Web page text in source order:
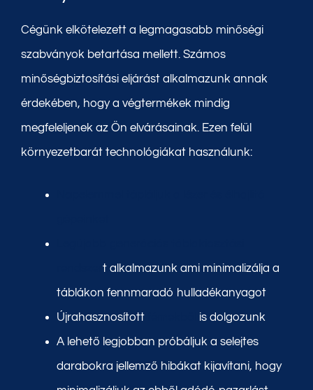
Cégünk elkötelezett a legmagasabb minőségi
szabványok betartása mellett. Számos
minőségbiztosítási eljárást alkalmazunk annak
érdekében, hogy a végtermékek mindig
megfeleljenek az Ön elvárásainak. Ezen felül
környezetbarát technológiákat használunk:
t alkalmazunk ami minimalizálja a
táblákon fennmaradó hulladékanyagot
Újrahasznosított
is dolgozunk
A lehető legjobban próbáljuk a selejtes
darabokra jellemző hibákat kijavítani, hogy